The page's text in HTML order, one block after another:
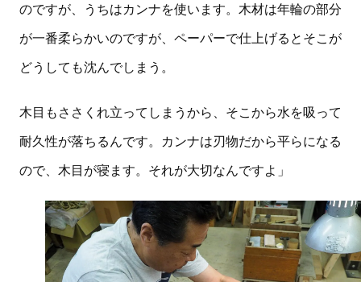
のですが、うちはカンナを使います。木材は年輪の部分
が一番柔らかいのですが、ペーパーで仕上げるとそこが
どうしても沈んでしまう。
木目もささくれ立ってしまうから、そこから水を吸って
耐久性が落ちるんです。カンナは刃物だから平らになる
ので、木目が寝ます。それが大切なんですよ」